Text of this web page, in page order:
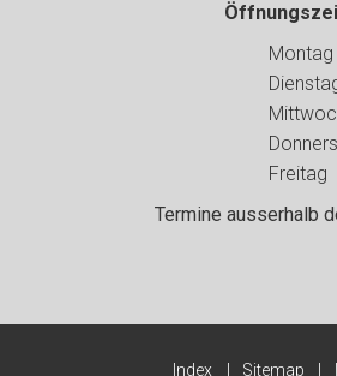
Montag
Freitag
Termine ausserhalb
Index Sitemap